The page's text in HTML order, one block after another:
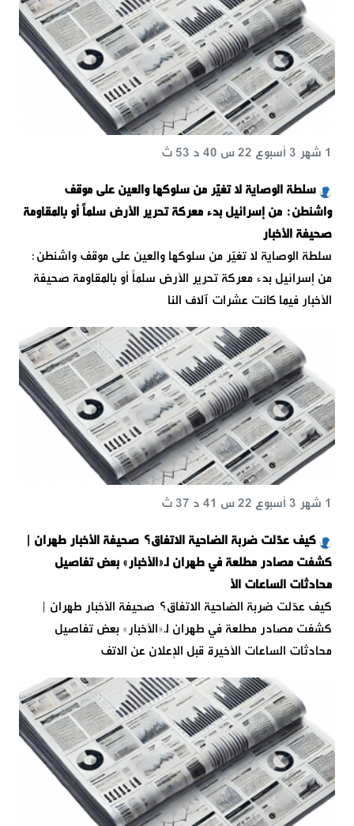
سلطة الوصاية لا تغيّر من سلوكها والعين على موقف
واشنطن: من إسرائيل بدء معركة تحرير الأرض سلماً أو بالمقاومة
صحيفة الأخبار
1 شهر 3 أسبوع 22 س 40 د 53 ث
سلطة الوصاية لا تغيّر من سلوكها والعين على موقف واشنطن:
من إسرائيل بدء معركة تحرير الأرض سلماً أو بالمقاومة صحيفة
الأخبار فيما كانت عشرات آلاف النا
كيف عدّلت ضربة الضاحية الاتفاق؟ صحيفة الأخبار طهران |
كشفت مصادر مطلعة في طهران لـ«الأخبار» بعض تفاصيل
محادثات الساعات الأ
1 شهر 3 أسبوع 22 س 41 د 37 ث
كيف عدّلت ضربة الضاحية الاتفاق؟ صحيفة الأخبار طهران |
كشفت مصادر مطلعة في طهران لـ«الأخبار» بعض تفاصيل
محادثات الساعات الأخيرة قبل الإعلان عن الاتف